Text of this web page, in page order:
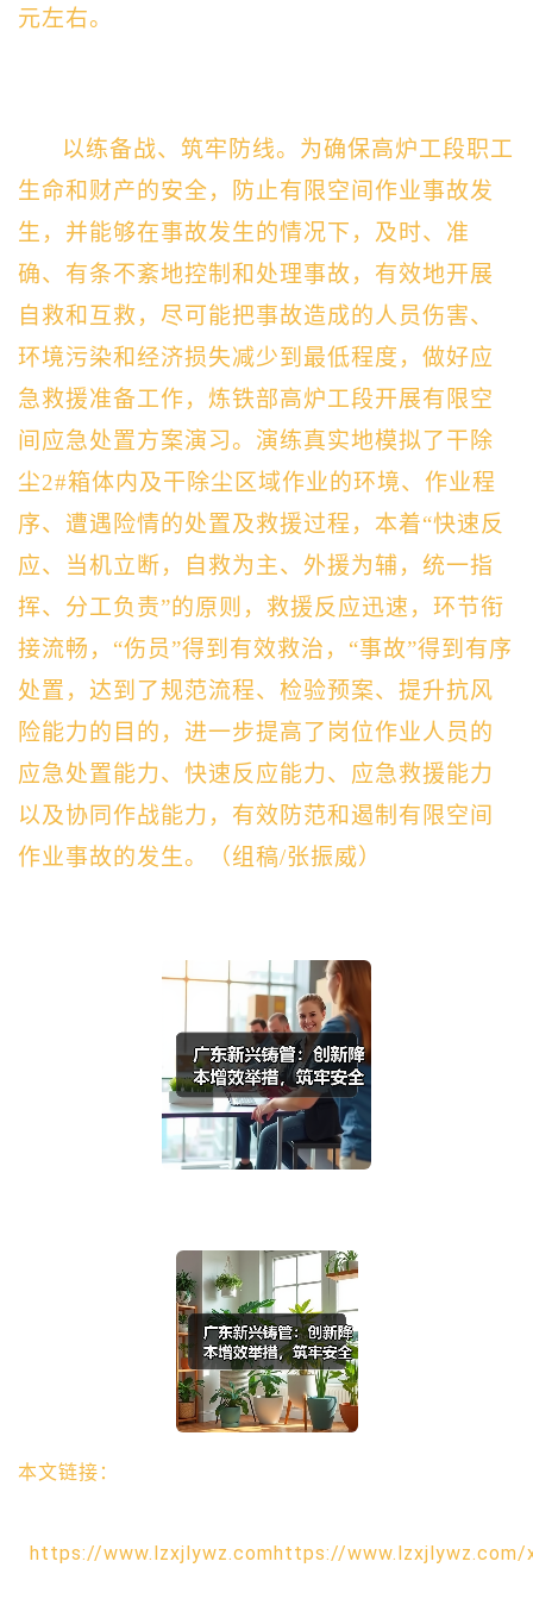
元左右。
以练备战、筑牢防线。为确保高炉工段职工
生命和财产的安全，防止有限空间作业事故发
生，并能够在事故发生的情况下，及时、准
确、有条不紊地控制和处理事故，有效地开展
自救和互救，尽可能把事故造成的人员伤害、
环境污染和经济损失减少到最低程度，做好应
急救援准备工作，炼铁部高炉工段开展有限空
间应急处置方案演习。演练真实地模拟了干除
尘2#箱体内及干除尘区域作业的环境、作业程
序、遭遇险情的处置及救援过程，本着“快速反
应、当机立断，自救为主、外援为辅，统一指
挥、分工负责”的原则，救援反应迅速，环节衔
接流畅，“伤员”得到有效救治，“事故”得到有序
处置，达到了规范流程、检验预案、提升抗风
险能力的目的，进一步提高了岗位作业人员的
应急处置能力、快速反应能力、应急救援能力
以及协同作战能力，有效防范和遏制有限空间
作业事故的发生。（组稿/张振威）
本文链接：
https://www.lzxjlywz.comhttps://www.lzxjlywz.com/